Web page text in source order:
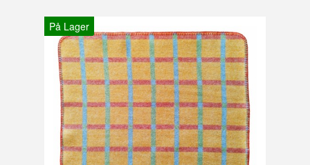
På Lager